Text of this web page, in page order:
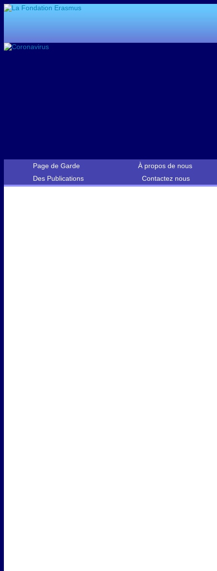
Page de Garde
À propos de nous
Des Publications
Contactez nous